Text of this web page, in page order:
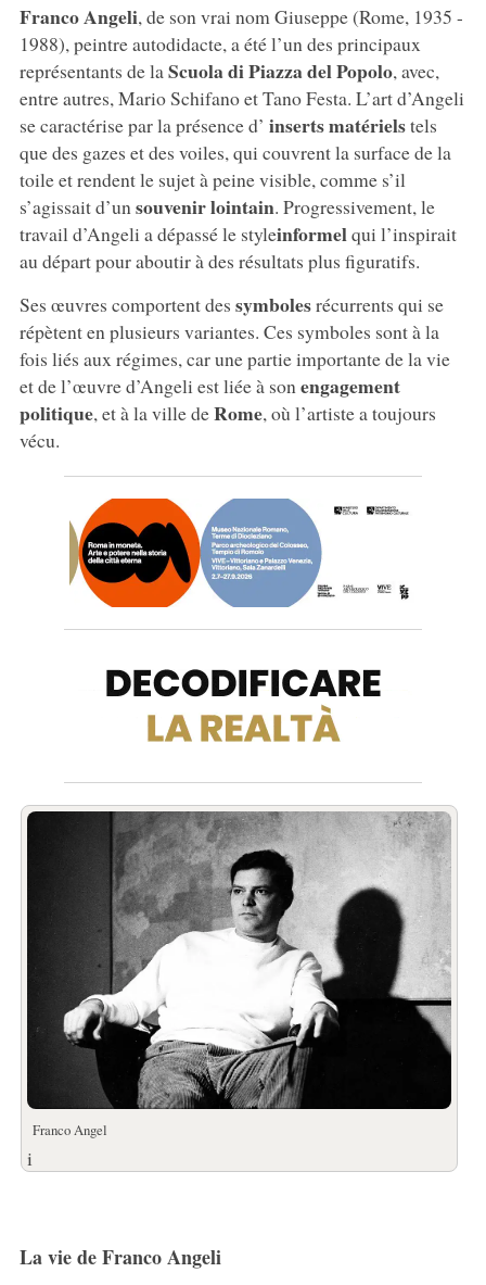
Franco Angeli, de son vrai nom Giuseppe (Rome, 1935 -
1988), peintre autodidacte, a été l’un des principaux
représentants de la Scuola di Piazza del Popolo, avec,
entre autres, Mario Schifano et Tano Festa. L’art d’Angeli
se caractérise par la présence d’ inserts matérielstels
que des gazes et des voiles, qui couvrent la surface de la
toile et rendent le sujet à peine visible, comme s’il
s’agissait d’un souvenir lointain. Progressivement, le
travail d’Angeli a dépassé le styleinformelqui l’inspirait
au départ pour aboutir à des résultats plus figuratifs.
Ses œuvres comportent des symbolesrécurrents qui se
répètent en plusieurs variantes. Ces symboles sont à la
fois liés aux régimes, car une partie importante de la vie
et de l’œuvre d’Angeli est liée à son engagement
politique, et à la ville deRome, où l’artiste a toujours
vécu.
Franco Angel
i
La vie de Franco Angeli